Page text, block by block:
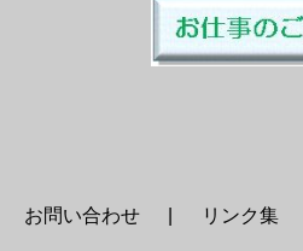
お問い合わせ リンク集